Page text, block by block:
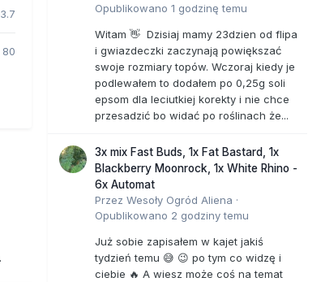
80
Opublikowano 1 godzinę temu
Witam 👋 Dzisiaj mamy 23dzien od flipa
i gwiazdeczki zaczynają powiększać
swoje rozmiary topów. Wczoraj kiedy je
podlewałem to dodałem po 0,25g soli
epsom dla leciutkiej korekty i nie chce
przesadzić bo widać po roślinach że...
3x mix Fast Buds, 1x Fat Bastard, 1x
Blackberry Moonrock, 1x White Rhino -
6x Automat
Przez Wesoły Ogród Aliena ·
Opublikowano 2 godziny temu
Już sobie zapisałem w kajet jakiś
tydzień temu 😅 😉 po tym co widzę i
ciebie 🔥 A wiesz może coś na temat